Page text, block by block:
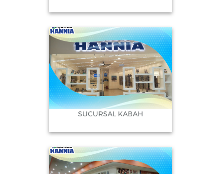
Cozumel, Quintana Roo
Sucursal Plaza Cristal Cozumel: Int. Plaza
Cristal Chedraui Locales 6,7 y 8.
Cozumel, Quintana Roo
Sucursal Plaza Oriente Cozumel: Av.
Benito Juarez x Av. 115 y Av. 120
Playa del Carmen, Quintana Roo
SUCURSAL KABAH